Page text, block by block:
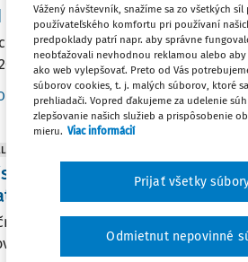
na podporu športu schválil
programu „Výstavba,
002, tzv. INFRA 6, sa prerozdelé
redakcia Vydané:17. 6. 2026 / 1
zo šiestej výzvy
príspevok z výzvy INFRA 6 je
infraštruktúry.
Vážený návštevník, snažíme sa zo všetkých
používateľského komfortu pri používaní
predpoklady patrí napr. aby správne
neobťažovali nevhodnou reklamou alebo
ako web vylepšovať. Preto od Vás
súborov cookies, t. j. malých súborov, ktoré
prehliadači. Vopred ďakujeme za udelenie
zlepšovanie našich služieb a prispôsobenie
mieru. Viac informácií
Odmietnut nepovinné
Prijať všetky